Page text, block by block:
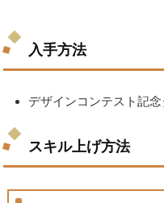
入手方法
デザインコンテスト記
スキル上げ方法